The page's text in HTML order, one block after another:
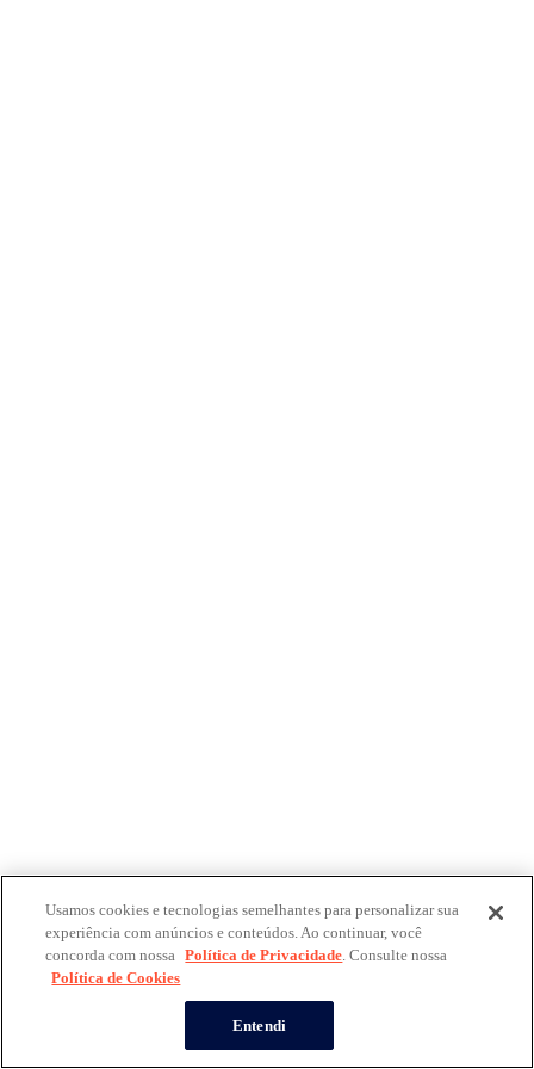
Usamos cookies e tecnologias semelhantes para personalizar sua
experiência com anúncios e conteúdos. Ao continuar, você
concorda com nossa Política de Privacidade. Consulte nossa
Política de Cookies
Entendi